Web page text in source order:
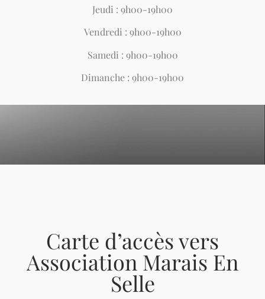
Jeudi : 9h00-19h00
Vendredi : 9h00-19h00
Samedi : 9h00-19h00
Dimanche : 9h00-19h00
Carte d’accès vers
Association Marais En
Selle